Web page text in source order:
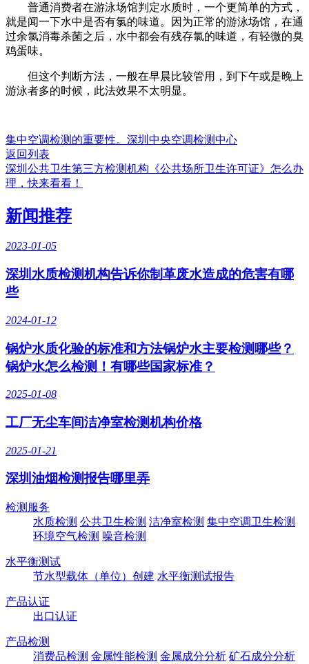
普通消费者在游泳场馆判定水质时，一个更简单的方式，
就是闻一下水中是否有氯的味道。因为正常的游泳场馆，在通
过余氯消毒杀菌之后，水中都会有残存氯的味道，有轻微的臭
鸡蛋味。
但这个判断方法，一般在早晨比较管用，到下午或是晚上
游泳者多的时候，此法效果不太明显。
集中空调检测的重要性。深圳中央空调检测中心
返回列表
深圳公共卫生第三方检测机构《公共场所卫生许可证》怎么办
理，快来看看！
新闻推荐
2023-01-05
深圳水质检测机构告诉你制革废水造成的危害有哪
些
2024-01-12
锅炉水质化验的标准和方法锅炉水主要检测哪些？
锅炉水怎么检测！有哪些国家标准？
2025-01-08
工厂无尘车间洁净室检测机构价格
2025-01-21
深圳油烟检测报告哪里弄
检测服务
水质检测 公共卫生检测 洁净室检测 集中空调卫生检测
环境空气检测 噪音检测
水平衡测试
节水型载体（单位）创建 水平衡测试报告
产品认证
出口认证
产品检测
消费品检测 金属性能检测 金属成分分析 矿石成分分析